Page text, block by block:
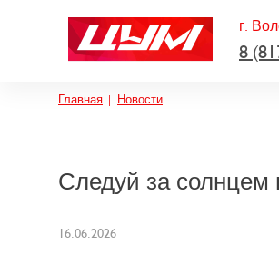
г.
8
Строка
Главная Новости
Следуй за солнцем
16.06.2026